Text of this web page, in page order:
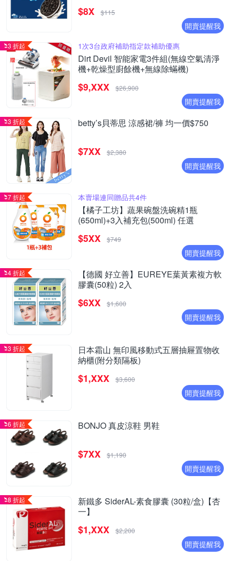
$8X $115
開賣提醒我
3 折起 1次3台政府補助指定款補助優惠
Dirt Devil 智能家電3件組(無線空氣清淨
機+乾燥型廚餘機+無線除蟎機)
$9,XXX $26,900
開賣提醒我
3 折起 betty’s貝蒂思 涼感裙/褲 均一價$750
$7XX $2,380
開賣提醒我
7 折起 本賣場連同贈品共4件
【橘子工坊】蔬果碗盤洗碗精1瓶
(650ml)+3入補充包(500ml) 任選
$5XX $749
開賣提醒我
4 折起
【德國 好立善】EUREYE葉黃素複方軟
膠囊(50粒) 2入
$6XX $1,600
開賣提醒我
3 折起
日本霜山 無印風移動式五層抽屜置物收
納櫃(附分類隔板)
$1,XXX $3,600
開賣提醒我
6 折起 BONJO 真皮涼鞋 男鞋
$7XX $1,190
開賣提醒我
8 折起
新鐵多 SiderAL-素食膠囊 (30粒/盒)【杏
一】
$1,XXX $2,200
開賣提醒我